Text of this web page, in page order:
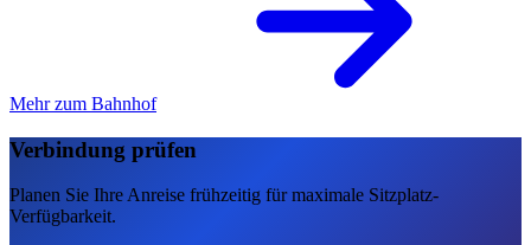
Mehr zum Bahnhof
Verbindung prüfen
Planen Sie Ihre Anreise frühzeitig für maximale Sitzplatz-
Verfügbarkeit.